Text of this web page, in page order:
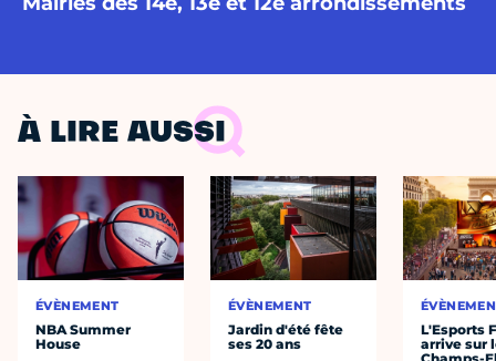
À LIRE AUSSI
ÉVÈNEMENT
NBA Summer
House
ÉVÈNEMENT
Jardin d'été fête
ses 20 ans
L'Esports
arrive sur